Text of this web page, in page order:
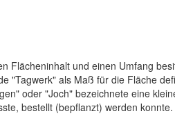
Flächeninhalt und einen Umfang
"Tagwerk" als Maß für die Fläche
oder "Joch" bezeichnete eine
bestellt (bepflanzt) werden